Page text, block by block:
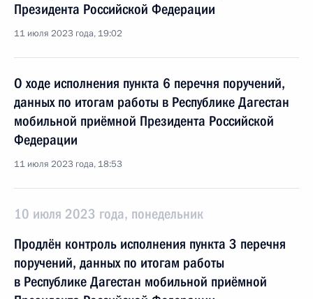
Президента Российской Федерации
11 июля 2023 года, 19:02
О ходе исполнения пункта 6 перечня поручений,
данных по итогам работы в Республике Дагестан
мобильной приёмной Президента Российской
Федерации
11 июля 2023 года, 18:53
10 июля 2023 года, понедельник
Продлён контроль исполнения пункта 3 перечня
поручений, данных по итогам работы
в Республике Дагестан мобильной приёмной